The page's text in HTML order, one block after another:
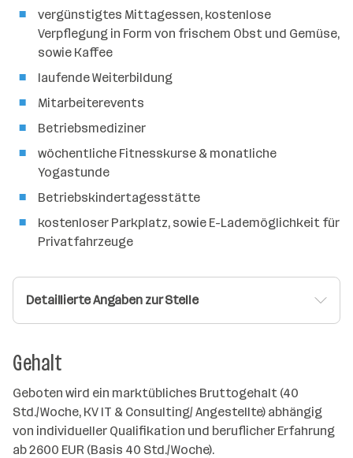
vergünstigtes Mittagessen, kostenlose
Verpflegung in Form von frischem Obst und Gemüse,
sowie Kaffee
laufende Weiterbildung
Mitarbeiterevents
Betriebsmediziner
wöchentliche Fitnesskurse & monatliche
Yogastunde
Betriebskindertagesstätte
kostenloser Parkplatz, sowie E-Lademöglichkeit für
Privatfahrzeuge
Detaillierte Angaben zur Stelle
Gehalt
Geboten wird ein marktübliches Bruttogehalt (40
Std./Woche, KV IT & Consulting/ Angestellte) abhängig
von individueller Qualifikation und beruflicher Erfahrung
ab 2600 EUR (Basis 40 Std./Woche).